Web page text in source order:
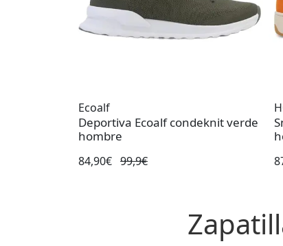
Ecoalf
Deportiva Ecoalf condeknit verde
hombre
84,90€ 99,9€